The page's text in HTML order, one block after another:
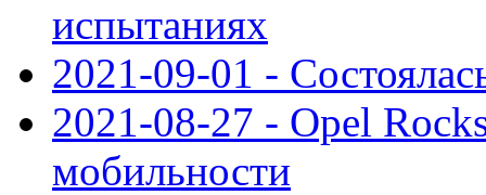
испытаниях
2021-09-01 -
2021-08-27 - Opel
мобильности